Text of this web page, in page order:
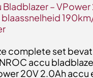
– VPower
complete set
accu
20V 2.0Ah accu